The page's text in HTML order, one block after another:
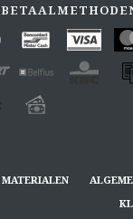
MATERIALEN